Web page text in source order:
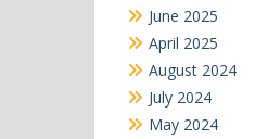
June 2025
April 2025
August 2024
July 2024
May 2024